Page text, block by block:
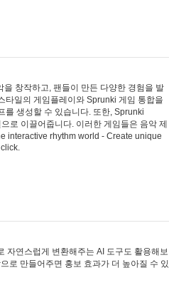
창작하고, 팬들이 만든 다양한 경험을 발
타일의 게임플레이와 Sprunki 게임 통합을
를 생성할 수 있습니다. 또한, Sprunki
로 이끌어줍니다. 이러한 게임들은 음악 제
interactive rhythm world - Create unique
자연스럽게 변환해주는 AI 도구도 활용해보
로 만들어주면 홍보 효과가 더 높아질 수 있